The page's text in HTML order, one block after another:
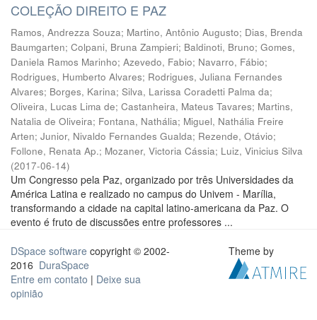
COLEÇÃO DIREITO E PAZ
Ramos, Andrezza Souza; Martino, Antônio Augusto; Dias, Brenda
Baumgarten; Colpani, Bruna Zampieri; Baldinoti, Bruno; Gomes,
Daniela Ramos Marinho; Azevedo, Fabio; Navarro, Fábio;
Rodrigues, Humberto Alvares; Rodrigues, Juliana Fernandes
Alvares; Borges, Karina; Silva, Larissa Coradetti Palma da;
Oliveira, Lucas Lima de; Castanheira, Mateus Tavares; Martins,
Natalia de Oliveira; Fontana, Nathália; Miguel, Nathália Freire
Arten; Junior, Nivaldo Fernandes Gualda; Rezende, Otávio;
Follone, Renata Ap.; Mozaner, Victoria Cássia; Luiz, Vinicius Silva
(2017-06-14)
Um Congresso pela Paz, organizado por três Universidades da
América Latina e realizado no campus do Univem - Marília,
transformando a cidade na capital latino-americana da Paz. O
evento é fruto de discussões entre professores ...
DSpace software copyright © 2002-
2016 DuraSpace
Entre em contato | Deixe sua
opinião
Theme by